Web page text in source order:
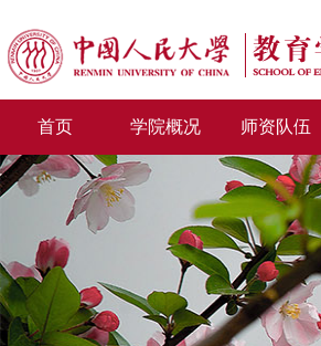
首页 学院概况 师资队伍